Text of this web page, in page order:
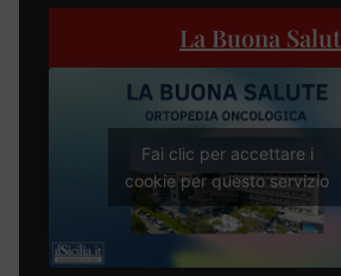
La Buona
Fai clic per accettare i
cookie per questo servizio